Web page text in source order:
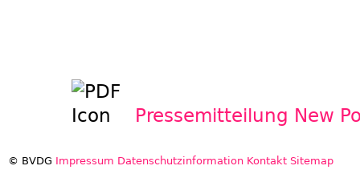
Pressemitteilung New
© BVDG Impressum Datenschutzinformation Kontakt Sitemap